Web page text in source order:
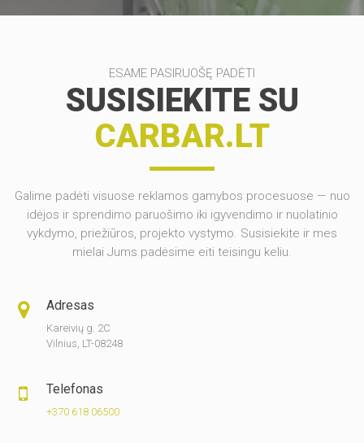
ESAME PASIRUOŠĘ PADĖTI
SUSISIEKITE SU
CARBAR.LT
Galime padėti visuose reklamos gamybos procesuose — nuo
idėjos ir sprendimo paruošimo iki igyvendimo ir nuolatinio
vykdymo, priežiūros, projekto vystymo. Susisiekite ir mes
mielai Jums padėsime eiti teisingu keliu.
Adresas
Kareivių g. 2C
Vilnius, LT-08248
Telefonas
+370 618 06500